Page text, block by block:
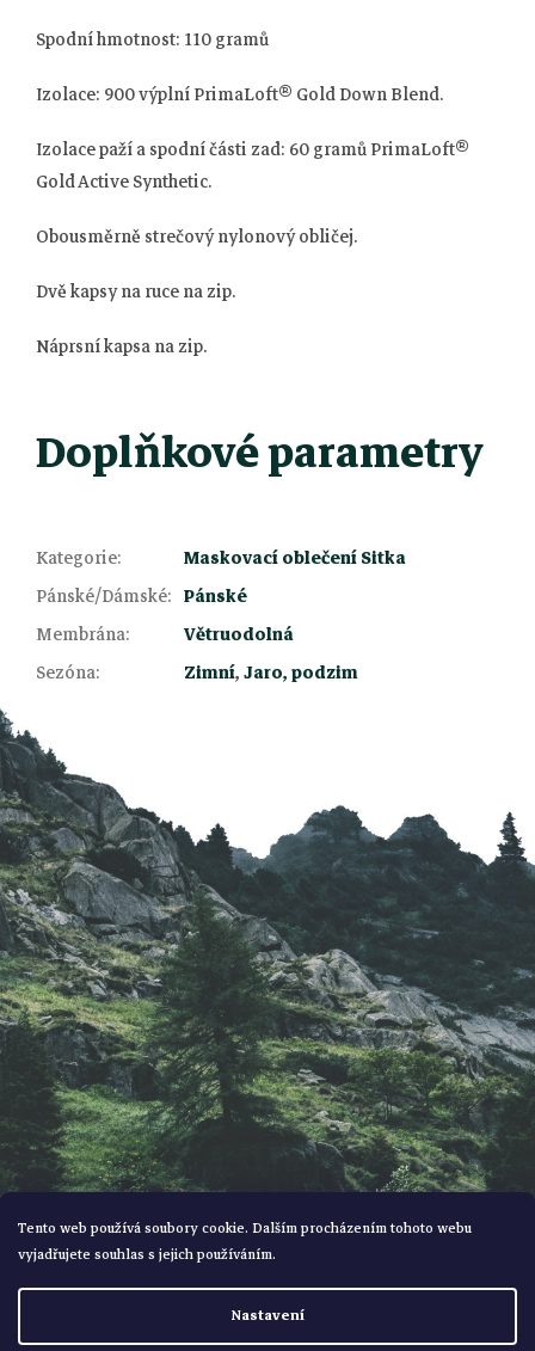
Tento web používá soubory cookie. Dalším procházením tohoto webu
vyjadřujete souhlas s jejich používáním.
Nastavení
Spodní hmotnost: 110 gramů
Izolace: 900 výplní PrimaLoft® Gold Down Blend.
Izolace paží a spodní části zad: 60 gramů PrimaLoft®
Gold Active Synthetic.
Obousměrně strečový nylonový obličej.
Dvě kapsy na ruce na zip.
Náprsní kapsa na zip.
Doplňkové parametry
Kategorie:
Maskovací oblečení Sitka
Pánské/Dámské: Pánské
Membrána:
Větruodolná
Sezóna: Zimní,Jaro, podzim
á
p
a
t
í
Vytvořil Shoptet